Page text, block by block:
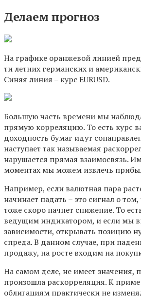
Делаем прогноз
На графике оранжевой линией
ти летних германских и
Синяя линия – курс EURUSD.
Большую часть времени мы
прямую корреляцию. То есть курс
доходность бумаг идут
наступает так называемая
нарушается прямая взаимосвязь.
моментах мы можем извлечь
Например, если валютная пара
начинает падать – это сигнал о
тоже скоро начнет снижение. То
ведущим индикатором, и если мы
зависимости, открывать позицию
спреда. В данном случае, при
продажу, на росте входим на
На самом деле, не имеет значения,
произошла раскорреляция. К
облигациям практически не